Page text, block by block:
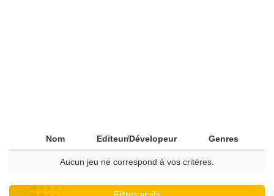
Nom Editeur/Dévelopeur Genres
Aucun jeu ne correspond à vos critères.